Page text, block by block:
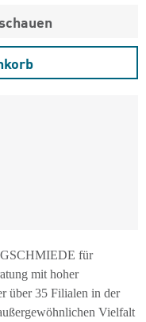
für
mit hoher
über 35 Filialen in der
Vielfalt